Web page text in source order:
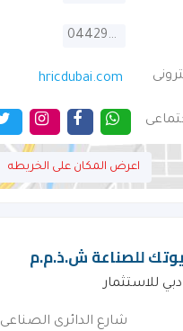
044290039
hricdubai.com
اعرض المكان على الخريطه
للصناعة ش.ذ.م.م
للاستثمار
شارع الدائرى الصناعى